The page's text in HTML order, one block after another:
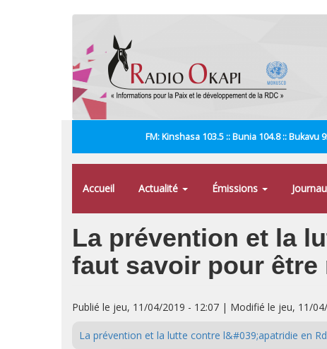
FM: Kinshasa 103.5 :: Bunia 104.8 :: Bukavu
Accueil Actualité Émissions
La prévention et la
faut savoir pour
Publié le jeu, 11/04/2019 - 12:07 | Modifié le jeu, 11/
La prévention et la lutte contre l&#039;apatridie en